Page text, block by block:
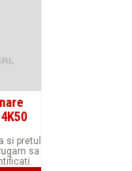
si pretul
sa